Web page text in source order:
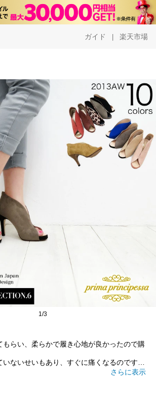
ガイド 楽天市場
1/3
もらい、柔らかで履き心地が良かったので購
いないせいもあり、すぐに痛くなるのです
ドの靴は痛くならず、私のマストアイテムに
さらに表示